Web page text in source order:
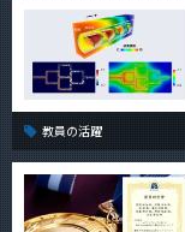
教員の活躍